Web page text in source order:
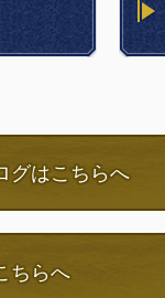
グはこちらへ
ちらへ